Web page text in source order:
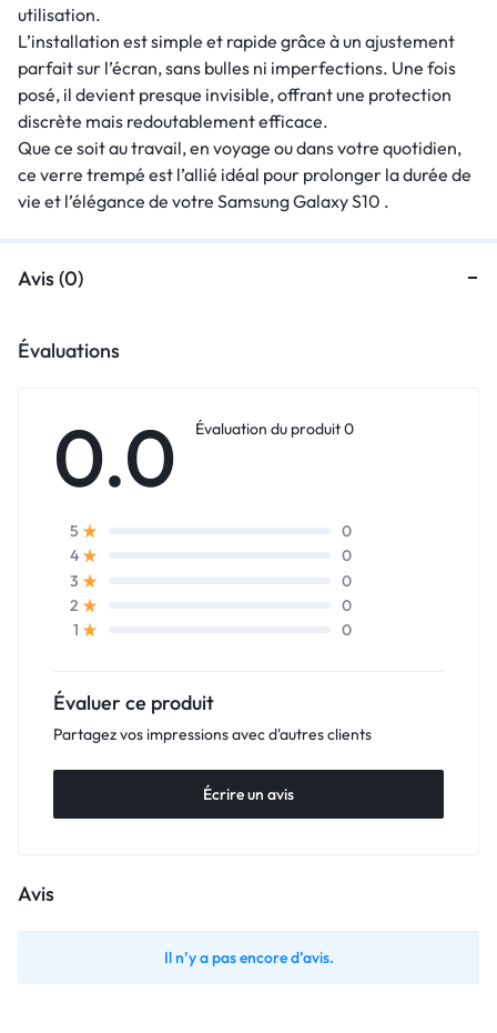
utilisation.
L’installation est simple et rapide grâce à un ajustement
parfait sur l’écran, sans bulles ni imperfections. Une fois
posé, il devient presque invisible, offrant une protection
discrète mais redoutablement efficace.
Que ce soit au travail, en voyage ou dans votre quotidien,
ce verre trempé est l’allié idéal pour prolonger la durée de
vie et l’élégance de votre Samsung Galaxy S10 .
Avis (0)
Évaluations
0.0 Évaluation du produit 0
5
0
4
0
3
0
2
0
1
0
Évaluer ce produit
Partagez vos impressions avec d'autres clients
Écrire un avis
Avis
Il n’y a pas encore d’avis.